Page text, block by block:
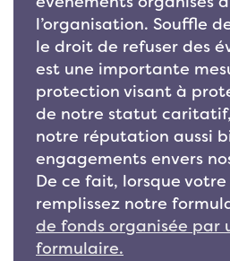
l’organisation. Souffle
le droit de refuser des
est une importante
protection visant à
de notre statut
notre réputation aussi
engagements envers
De ce fait, lorsque
remplissez notre
de fonds organisée par
formulaire.